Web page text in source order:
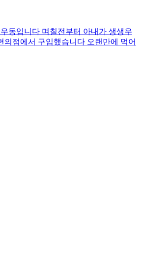
동입니다 며칠전부터 아내가 생생우
의점에서 구입했습니다 오랜만에 먹어